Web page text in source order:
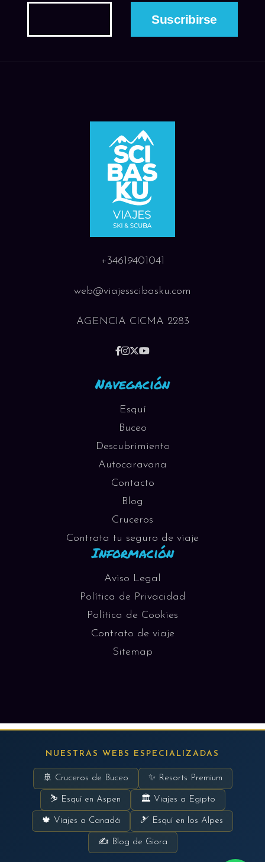
+34619401041
web@viajesscibasku.com
AGENCIA CICMA 2283
Navegación
Esquí
Buceo
Descubrimiento
Autocaravana
Contacto
Blog
Cruceros
Contrata tu seguro de viaje
Información
Aviso Legal
Política de Privacidad
Política de Cookies
Contrato de viaje
Sitemap
NUESTRAS WEBS ESPECIALIZADAS
🚢 Cruceros de Buceo ✨ Resorts Premium
⛷ Esquí en Aspen 🏛 Viajes a Egipto
🍁 Viajes a Canadá 🎿 Esquí en los Alpes
✍ Blog de Giora